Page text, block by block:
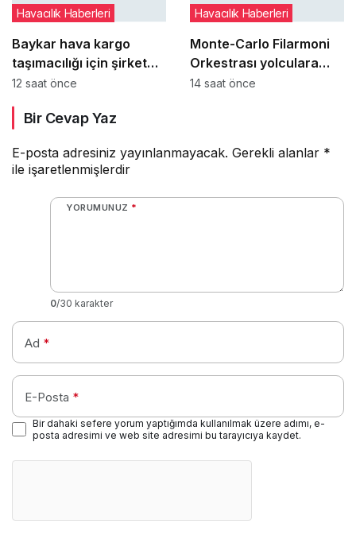
Baykar hava kargo
taşımacılığı için şirket
kurmaya hazırlanıyor
Havacılık Haberleri
12 saat önce
Monte-Carlo Filarmoni
Orkestrası yolculara
uçakta sürpriz konser
Havacılık Haberleri
14 saat önce
Bir Cevap Yaz
E-posta adresiniz yayınlanmayacak. Gerekli alanlar *
ile işaretlenmişlerdir
YORUMUNUZ *
0/30 karakter
Ad *
E-Posta *
Bir dahaki sefere yorum yaptığımda kullanılmak üzere adımı, e-
posta adresimi ve web site adresimi bu tarayıcıya kaydet.